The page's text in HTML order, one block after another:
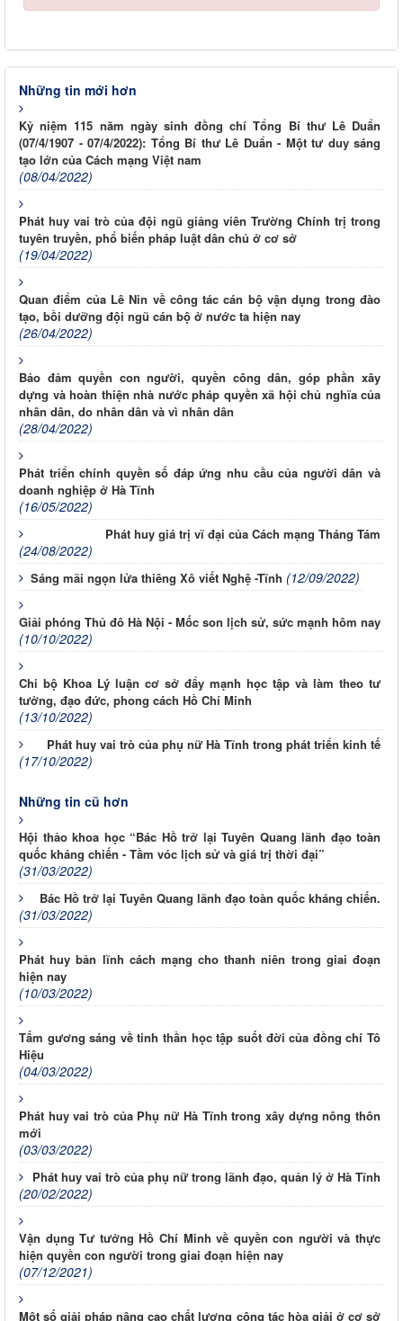
Những tin mới hơn
Kỷ niệm 115 năm ngày sinh đồng chí Tổng Bí thư Lê Duẩn
(07/4/1907 - 07/4/2022): Tổng Bí thư Lê Duẩn - Một tư duy sáng
tạo lớn của Cách mạng Việt nam
(08/04/2022)
Phát huy vai trò của đội ngũ giảng viên Trường Chính trị trong
tuyên truyền, phổ biến pháp luật dân chủ ở cơ sở
(19/04/2022)
Quan điểm của Lê Nin về công tác cán bộ vận dụng trong đào
tạo, bồi dưỡng đội ngũ cán bộ ở nước ta hiện nay
(26/04/2022)
Bảo đảm quyền con người, quyền công dân, góp phần xây
dựng và hoàn thiện nhà nước pháp quyền xã hội chủ nghĩa của
nhân dân, do nhân dân và vì nhân dân
(28/04/2022)
Phát triển chính quyền số đáp ứng nhu cầu của người dân và
doanh nghiệp ở Hà Tĩnh
(16/05/2022)
Phát huy giá trị vĩ đại của Cách mạng Tháng Tám
(24/08/2022)
Sáng mãi ngọn lửa thiêng Xô viết Nghệ -Tĩnh (12/09/2022)
Giải phóng Thủ đô Hà Nội - Mốc son lịch sử, sức mạnh hôm nay
(10/10/2022)
Chi bộ Khoa Lý luận cơ sở đẩy mạnh học tập và làm theo tư
tưởng, đạo đức, phong cách Hồ Chí Minh
(13/10/2022)
Phát huy vai trò của phụ nữ Hà Tĩnh trong phát triển kinh tế
(17/10/2022)
Những tin cũ hơn
Hội thảo khoa học “Bác Hồ trở lại Tuyên Quang lãnh đạo toàn
quốc kháng chiến - Tầm vóc lịch sử và giá trị thời đại”
(31/03/2022)
Bác Hồ trở lại Tuyên Quang lãnh đạo toàn quốc kháng chiến.
(31/03/2022)
Phát huy bản lĩnh cách mạng cho thanh niên trong giai đoạn
hiện nay
(10/03/2022)
Tấm gương sáng về tinh thần học tập suốt đời của đồng chí Tô
Hiệu
(04/03/2022)
Phát huy vai trò của Phụ nữ Hà Tĩnh trong xây dựng nông thôn
mới
(03/03/2022)
Phát huy vai trò của phụ nữ trong lãnh đạo, quản lý ở Hà Tĩnh
(20/02/2022)
Vận dụng Tư tưởng Hồ Chí Minh về quyền con người và thực
hiện quyền con người trong giai đoạn hiện nay
(07/12/2021)
Một số giải pháp nâng cao chất lượng công tác hòa giải ở cơ sở